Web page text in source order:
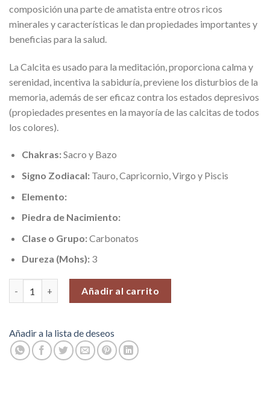
composición una parte de amatista entre otros ricos
minerales y características le dan propiedades importantes y
beneficias para la salud.
La Calcita es usado para la meditación, proporciona calma y
serenidad, incentiva la sabiduría, previene los disturbios de la
memoria, además de ser eficaz contra los estados depresivos
(propiedades presentes en la mayoría de las calcitas de todos
los colores).
Chakras:Sacro y Bazo
Signo Zodiacal:Tauro, Capricornio, Virgo y Piscis
Elemento:
Piedra de Nacimiento:
Clase o Grupo:Carbonatos
Dureza (Mohs):3
Añadir al carrito
Añadir a la lista de deseos